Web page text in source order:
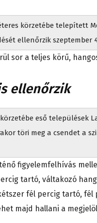
körzetébe telepített
ellenőrzik szeptember
sor a teljes körű,
ellenőrzik
eső települések
töri meg a csendet a
figyelemfelhívás
tartó, váltakozó
fél percig tartó,
majd hallani a